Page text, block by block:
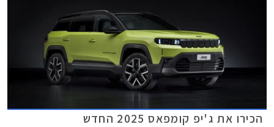
הכירו את ג'יפ קומפאס 2025 החדש